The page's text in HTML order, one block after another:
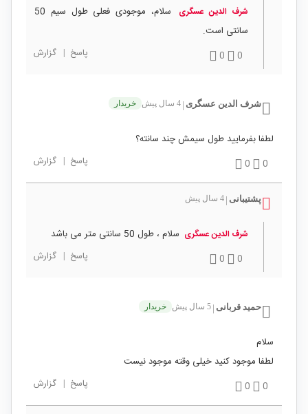
شرف الدین عسگری
سلام، موجودی فعلی طول سیم 50
سانتی است.
0
0 پاسخ | گزارش
شرف الدین عسگری | 4 سال پیش خریدار
لطفا بفرمایید طول سیمش چند سانته؟
0
0 پاسخ | گزارش
پشتیبانی | 4 سال پیش
شرف الدین عسگری سلام ، طول 50 سانتی متر می باشد
0
0 پاسخ | گزارش
حمید قربانی | 5 سال پیش خریدار
سلام
لطفا موجود کنید خیلی وقته موجود نیست
0
0 پاسخ | گزارش